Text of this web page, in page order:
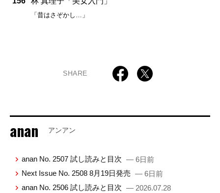
「昔はさぞかし…」
SHARE
anan アンアン
anan No. 2507 試し読みと目次 — 6日前
Next Issue No. 2508 8月19日発売 — 6日前
anan No. 2506 試し読みと目次 — 2026.07.28